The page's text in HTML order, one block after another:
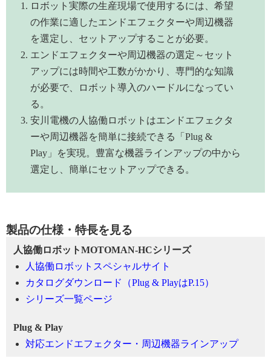
ロボット実際の生産現場で使用するには、希望
の作業に適したエンドエフェクターや周辺機器
を選定し、セットアップすることが必要。
エンドエフェクターや周辺機器の選定～セット
アップには時間や工数がかかり、専門的な知識
が必要で、ロボット導入のハードルになってい
る。
安川電機の人協働ロボットはエンドエフェクタ
ーや周辺機器を簡単に接続できる「Plug &
Play」を実現。豊富な機器ラインアップの中から
選定し、簡単にセットアップできる。
製品の仕様・特長を見る
人協働ロボットMOTOMAN-HCシリーズ
人協働ロボットスペシャルサイト
カタログダウンロード（Plug & PlayはP.15）
シリーズ一覧ページ
Plug & Play
対応エンドエフェクター・周辺機器ラインアップ